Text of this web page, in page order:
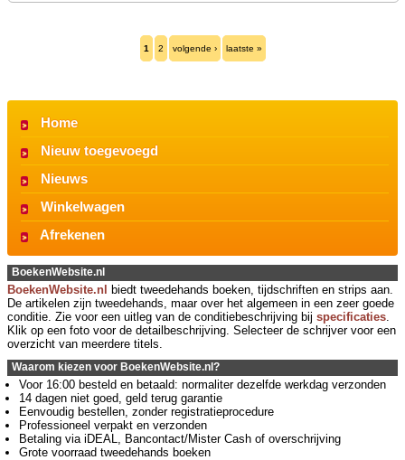
1 2 volgende › laatste »
Home
Nieuw toegevoegd
Nieuws
Winkelwagen
Afrekenen
BoekenWebsite.nl
BoekenWebsite.nl biedt tweedehands boeken, tijdschriften en strips aan.
De artikelen zijn tweedehands, maar over het algemeen in een zeer goede
conditie. Zie voor een uitleg van de conditiebeschrijving bij specificaties
Klik op een foto voor de detailbeschrijving. Selecteer de schrijver voor een
overzicht van meerdere titels.
Waarom kiezen voor BoekenWebsite.nl?
Voor 16:00 besteld en betaald: normaliter dezelfde werkdag verzonden
14 dagen niet goed, geld terug garantie
Eenvoudig bestellen, zonder registratieprocedure
Professioneel verpakt en verzonden
Betaling via iDEAL, Bancontact/Mister Cash of overschrijving
Grote voorraad tweedehands boeken